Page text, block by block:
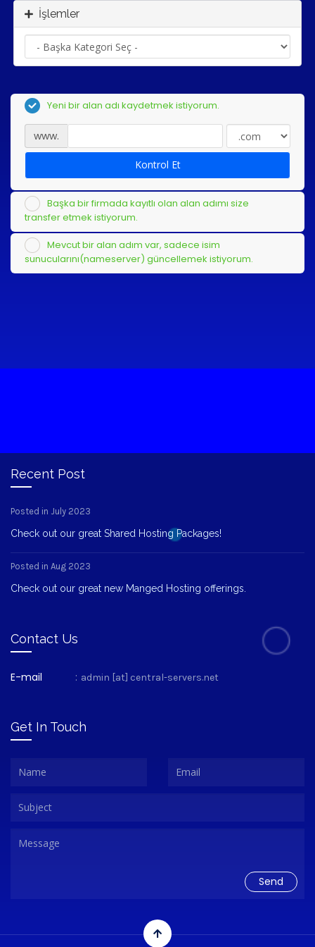
İşlemler
Yeni bir alan adı kaydetmek istiyorum.
www.
Kontrol Et
Başka bir firmada kayıtlı olan alan adımı size
transfer etmek istiyorum.
Mevcut bir alan adım var, sadece isim
sunucularını(nameserver) güncellemek istiyorum.
Recent Post
Posted in July 2023
Check out our great Shared Hosting Packages!
Posted in Aug 2023
Check out our great new Manged Hosting offerings.
Contact Us
E-mail : admin [at] central-servers.net
Get In Touch